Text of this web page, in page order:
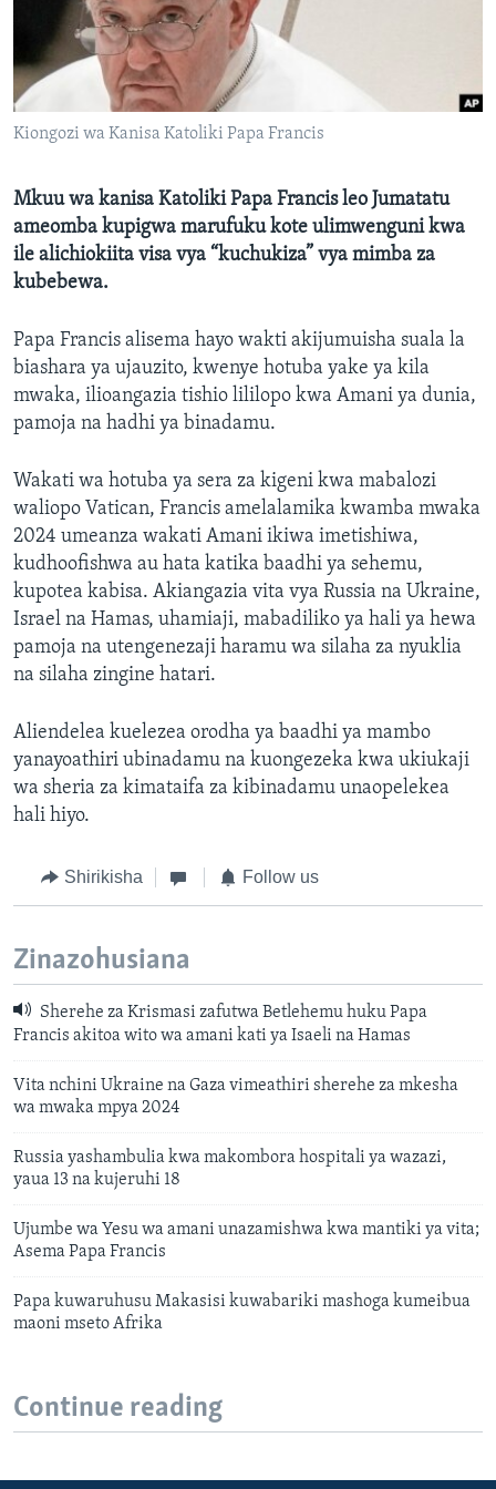
Kiongozi wa Kanisa Katoliki Papa Francis
Mkuu wa kanisa Katoliki Papa Francis leo Jumatatu
ameomba kupigwa marufuku kote ulimwenguni kwa
ile alichiokiita visa vya “kuchukiza” vya mimba za
kubebewa.
Papa Francis alisema hayo wakti akijumuisha suala la
biashara ya ujauzito, kwenye hotuba yake ya kila
mwaka, ilioangazia tishio lililopo kwa Amani ya dunia,
pamoja na hadhi ya binadamu.
Wakati wa hotuba ya sera za kigeni kwa mabalozi
waliopo Vatican, Francis amelalamika kwamba mwaka
2024 umeanza wakati Amani ikiwa imetishiwa,
kudhoofishwa au hata katika baadhi ya sehemu,
kupotea kabisa. Akiangazia vita vya Russia na Ukraine,
Israel na Hamas, uhamiaji, mabadiliko ya hali ya hewa
pamoja na utengenezaji haramu wa silaha za nyuklia
na silaha zingine hatari.
Aliendelea kuelezea orodha ya baadhi ya mambo
yanayoathiri ubinadamu na kuongezeka kwa ukiukaji
wa sheria za kimataifa za kibinadamu unaopelekea
hali hiyo.
Shirikisha Follow us
Zinazohusiana
Sherehe za Krismasi zafutwa Betlehemu huku Papa
Francis akitoa wito wa amani kati ya Isaeli na Hamas
Vita nchini Ukraine na Gaza vimeathiri sherehe za mkesha
wa mwaka mpya 2024
Russia yashambulia kwa makombora hospitali ya wazazi,
yaua 13 na kujeruhi 18
Ujumbe wa Yesu wa amani unazamishwa kwa mantiki ya vita;
Asema Papa Francis
Papa kuwaruhusu Makasisi kuwabariki mashoga kumeibua
maoni mseto Afrika
Continue reading